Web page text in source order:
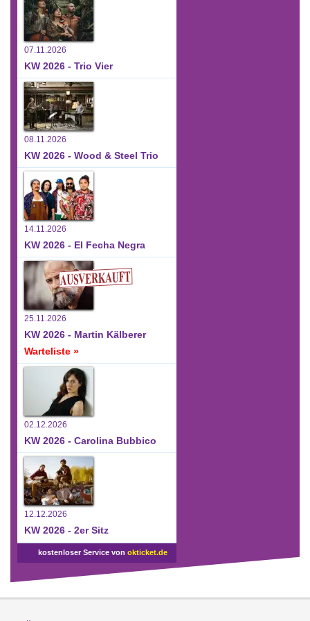
07.11.2026
KW 2026 - Trio Vier
08.11.2026
KW 2026 - Wood & Steel Trio
14.11.2026
KW 2026 - El Fecha Negra
25.11.2026
KW 2026 - Martin Kälberer
Warteliste »
02.12.2026
KW 2026 - Carolina Bubbico
12.12.2026
KW 2026 - 2er Sitz
kostenloser Service von okticket.de